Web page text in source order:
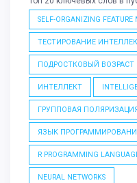
SELF-ORGANIZING FEATURE
ТЕСТИРОВАНИЕ
ПОДРОСТКОВЫЙ ВОЗРАСТ
ИНТЕЛЛЕКТ
ГРУППОВАЯ ПОЛЯРИЗАЦИЯ
ЯЗЫК
R PROGRAMMING
NEURAL NETWORKS